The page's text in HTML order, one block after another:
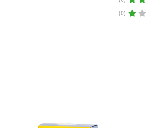
(0)